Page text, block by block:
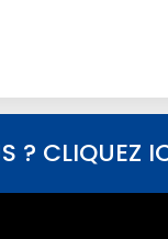
? CLIQUEZ